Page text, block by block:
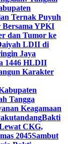
Ternak Puyuh
YPKI
dan Tumor ke
LDII di
Jaya
1446 HLDII
Karakter
Tangga
Keagamaan
Bakti
CKG,
2045Sambut